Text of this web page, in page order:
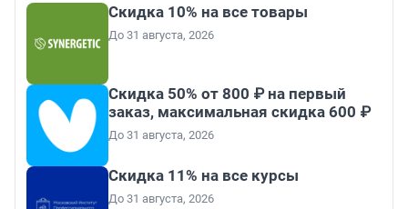
Скидка 10% на все товары
До 31 августа, 2026
Скидка 50% от 800 ₽ на первый
заказ, максимальная скидка 600 ₽
До 31 августа, 2026
Скидка 11% на все курсы
До 31 августа, 2026